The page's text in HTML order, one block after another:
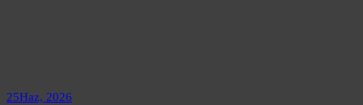
25Haz, 2026